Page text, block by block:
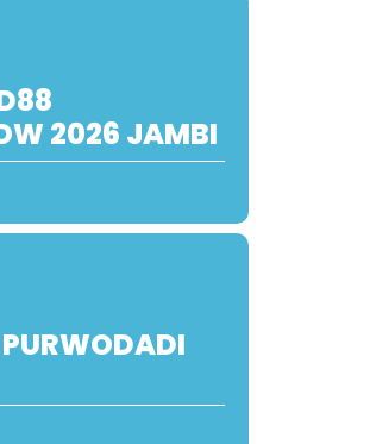
2026 JAMBI